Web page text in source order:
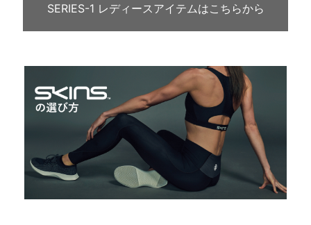
SERIES-1 レディースアイテムはこちらから